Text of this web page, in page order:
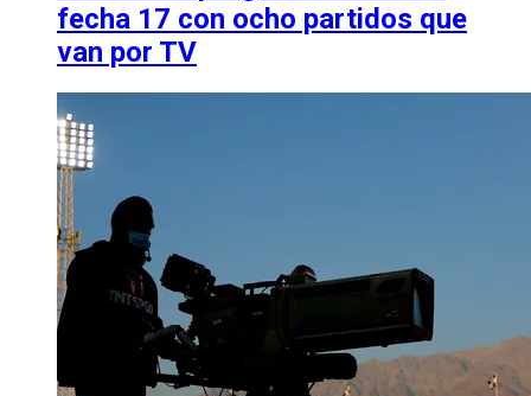
fecha 17 con ocho partidos que
van por TV